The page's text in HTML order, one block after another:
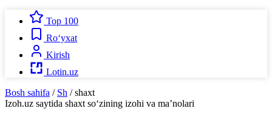
Top 100
Ro‘yxat
Kirish
Lotin.uz
Bosh sahifa / Sh / shaxt
Izoh.uz saytida shaxt so‘zining izohi va ma’nolari